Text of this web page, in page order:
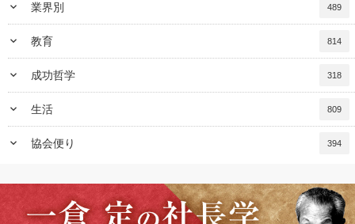
keyboard_arrow_down 業界別 489
keyboard_arrow_down 教育 814
keyboard_arrow_down 成功哲学 318
keyboard_arrow_down 生活 809
keyboard_arrow_down 協会便り 394